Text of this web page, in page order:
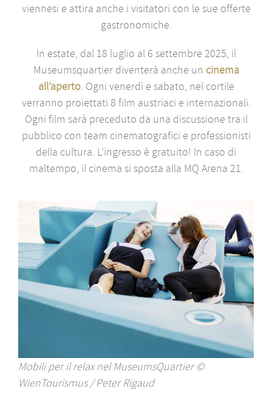
viennesi e attira anche i visitatori con le sue offerte
gastronomiche.
In estate, dal 18 luglio al 6 settembre 2025, il
Museumsquartier diventerà anche un cinema
all’aperto. Ogni venerdì e sabato, nel cortile
verranno proiettati 8 film austriaci e internazionali.
Ogni film sarà preceduto da una discussione tra il
pubblico con team cinematografici e professionisti
della cultura. L’ingresso è gratuito! In caso di
maltempo, il cinema si sposta alla MQ Arena 21.
Mobili per il relax nel MuseumsQuartier ©
WienTourismus / Peter Rigaud